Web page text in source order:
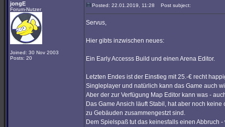
jongE
Forum-Nutzer
Joined: 30 Nov 2003
Posts: 20
Posted: 22.01.2019, 11:28 Post subject:
Servus,
Hier gibts inzwischen neues:
Ein Early Accesss Build und einen Arena Editor.
Letzten Endes ist der Einstieg mit 25.-€ recht
Singleplayer und natürlich kann das Game auch
Aber der zur Verfügung Map Editor kann was -
Das Game Ansich läuft Stabil, hat aber noch
zu Gebäuden zusammengestzt sind.
Dem Spielspaß tut das keinesfalls einen Abbruch